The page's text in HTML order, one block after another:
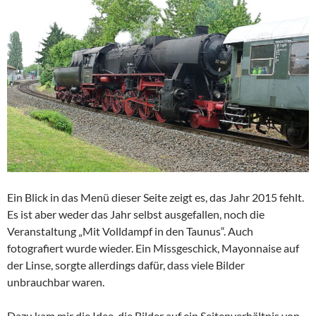
Ein Blick in das Menü dieser Seite zeigt es, das Jahr 2015 fehlt.
Es ist aber weder das Jahr selbst ausgefallen, noch die
Veranstaltung „Mit Volldampf in den Taunus“. Auch
fotografiert wurde wieder. Ein Missgeschick, Mayonnaise auf
der Linse, sorgte allerdings dafür, dass viele Bilder
unbrauchbar waren.